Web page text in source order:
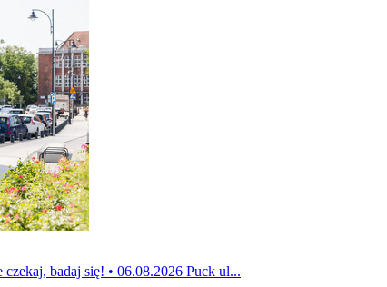
badaj się! • 06.08.2026 Puck ul...